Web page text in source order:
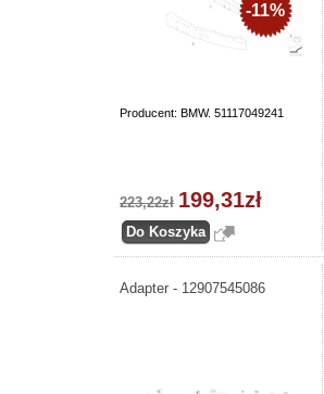
Producent: BMW. 51117049241
-11%
223,22zł 199,31zł
Adapter - 12907545086